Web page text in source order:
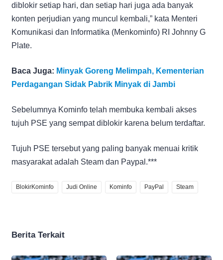
diblokir setiap hari, dan setiap hari juga ada banyak
konten perjudian yang muncul kembali,” kata Menteri
Komunikasi dan Informatika (Menkominfo) RI Johnny G
Plate.
Baca Juga: Minyak Goreng Melimpah, Kementerian
Perdagangan Sidak Pabrik Minyak di Jambi
Sebelumnya Kominfo telah membuka kembali akses
tujuh PSE yang sempat diblokir karena belum terdaftar.
Tujuh PSE tersebut yang paling banyak menuai kritik
masyarakat adalah Steam dan Paypal.***
BlokirKominfo Judi Online Kominfo PayPal Steam
Berita Terkait